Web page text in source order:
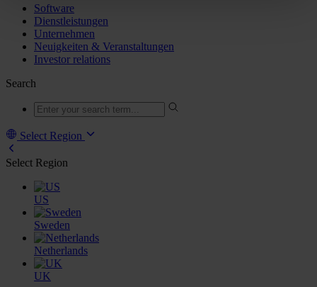
Software
Dienstleistungen
Unternehmen
Neuigkeiten & Veranstaltungen
Investor relations
Search
Select Region
Select Region
US
Sweden
Netherlands
UK